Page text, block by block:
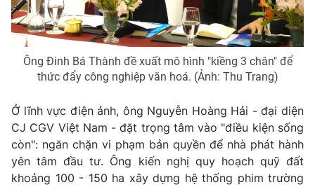
Ông Đinh Bá Thành đề xuất mô hình "kiềng 3 chân" để
thức đẩy công nghiệp văn hoá. (Ảnh: Thu Trang)
Ở lĩnh vực điện ảnh, ông Nguyễn Hoàng Hải - đại diện
CJ CGV Việt Nam - đặt trọng tâm vào "điều kiện sống
còn": ngăn chặn vi phạm bản quyền để nhà phát hành
yên tâm đầu tư. Ông kiến nghị quy hoạch quỹ đất
khoảng 100 - 150 ha xây dựng hệ thống phim trường